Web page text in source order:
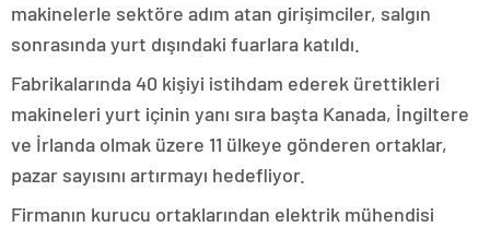
makinelerle sektöre adım atan girişimciler, salgın
sonrasında yurt dışındaki fuarlara katıldı.
Fabrikalarında 40 kişiyi istihdam ederek ürettikleri
makineleri yurt içinin yanı sıra başta Kanada, İngiltere
ve İrlanda olmak üzere 11 ülkeye gönderen ortaklar,
pazar sayısını artırmayı hedefliyor.
Firmanın kurucu ortaklarından elektrik mühendisi